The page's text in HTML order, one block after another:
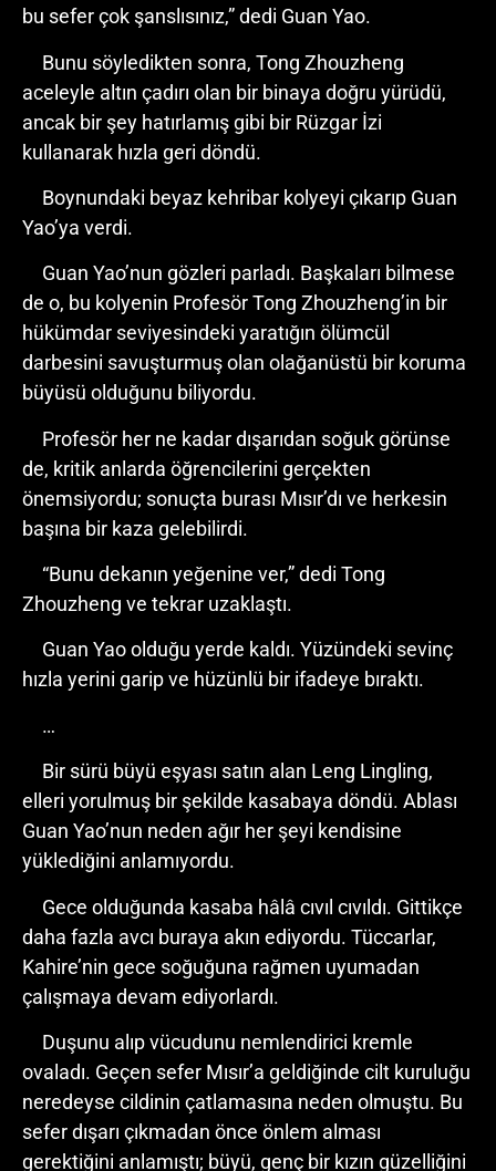
bu sefer çok şanslısınız,” dedi Guan Yao.
Bunu söyledikten sonra, Tong Zhouzheng
aceleyle altın çadırı olan bir binaya doğru yürüdü,
ancak bir şey hatırlamış gibi bir Rüzgar İzi
kullanarak hızla geri döndü.
Boynundaki beyaz kehribar kolyeyi çıkarıp Guan
Yao’ya verdi.
Guan Yao’nun gözleri parladı. Başkaları bilmese
de o, bu kolyenin Profesör Tong Zhouzheng’in bir
hükümdar seviyesindeki yaratığın ölümcül
darbesini savuşturmuş olan olağanüstü bir koruma
büyüsü olduğunu biliyordu.
Profesör her ne kadar dışarıdan soğuk görünse
de, kritik anlarda öğrencilerini gerçekten
önemsiyordu; sonuçta burası Mısır’dı ve herkesin
başına bir kaza gelebilirdi.
“Bunu dekanın yeğenine ver,” dedi Tong
Zhouzheng ve tekrar uzaklaştı.
Guan Yao olduğu yerde kaldı. Yüzündeki sevinç
hızla yerini garip ve hüzünlü bir ifadeye bıraktı.
…
Bir sürü büyü eşyası satın alan Leng Lingling,
elleri yorulmuş bir şekilde kasabaya döndü. Ablası
Guan Yao’nun neden ağır her şeyi kendisine
yüklediğini anlamıyordu.
Gece olduğunda kasaba hâlâ cıvıl cıvıldı. Gittikçe
daha fazla avcı buraya akın ediyordu. Tüccarlar,
Kahire’nin gece soğuğuna rağmen uyumadan
çalışmaya devam ediyorlardı.
Duşunu alıp vücudunu nemlendirici kremle
ovaladı. Geçen sefer Mısır’a geldiğinde cilt kuruluğu
neredeyse cildinin çatlamasına neden olmuştu. Bu
sefer dışarı çıkmadan önce önlem alması
gerektiğini anlamıştı; büyü, genç bir kızın güzelliğini